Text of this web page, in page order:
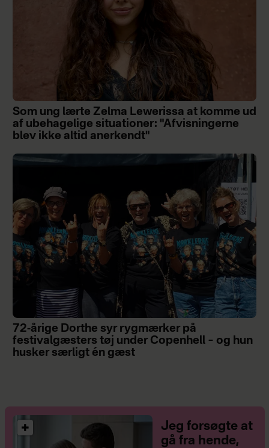
Som ung lærte Zelma Lewerissa at komme ud
af ubehagelige situationer: "Afvisningerne
blev ikke altid anerkendt"
72-årige Dorthe syr rygmærker på
festivalgæsters tøj under Copenhell – og hun
husker særligt én gæst
Jeg forsøgte at
gå fra hende,